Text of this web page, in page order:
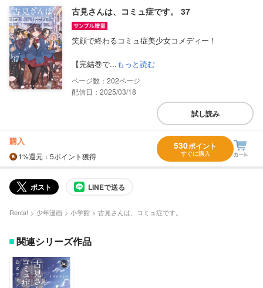
古見さんは、コミュ症です。 37
笑顔で終わるコミュ症美少女コメディー！
【完結巻で...もっと読む
202
配信日：2025/03/18
試し読み
購入
1%還元 ：5ポイント獲得
530ポイント
すぐに購入
ポスト LINEで送る
Renta! 少年漫画 小学館 古見さんは、コミュ症です。
関連シリーズ作品